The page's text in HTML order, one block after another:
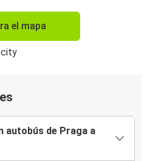
el mapa
autobús de Praga a